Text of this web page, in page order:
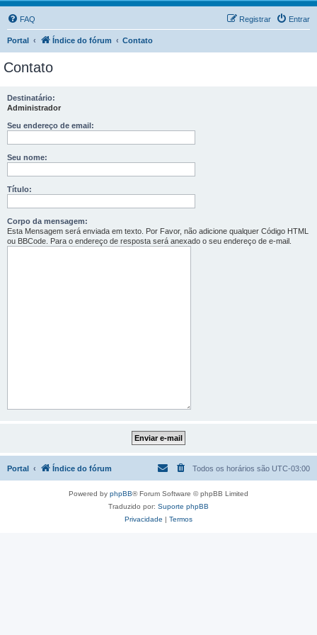
FAQ Entrar
Registrar
Portal Índice do fórum Contato
Contato
Destinatário:
Administrador
Seu endereço de email:
Seu nome:
Título:
Corpo da mensagem:
Esta Mensagem será enviada em texto. Por Favor, não adicione qualquer Código HTML
ou BBCode. Para o endereço de resposta será anexado o seu endereço de e-mail.
Portal Índice do fórum Todos os horários são UTC-03:00
Powered by phpBB® Forum Software © phpBB Limited
Traduzido por: Suporte phpBB
Privacidade | Termos